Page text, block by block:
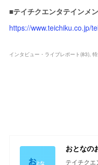
■テイチクエンタテインメ
https://www.teichiku.co.jp/
インタビュー・ライブレポート(83)
おとなの
テイチクエ